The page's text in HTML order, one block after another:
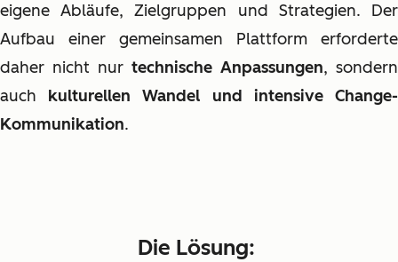
eigene Abläufe, Zielgruppen und Strategien. Der
Aufbau einer gemeinsamen Plattform erforderte
daher nicht nur technische Anpassungen, sondern
auch kulturellen Wandel und intensive Change-
Kommunikation.
Die Lösung: